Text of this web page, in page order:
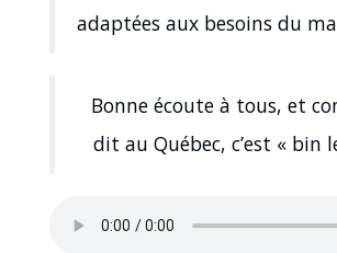
adaptées aux besoins du
Bonne écoute à tous, et
dit au Québec, c’est « bin